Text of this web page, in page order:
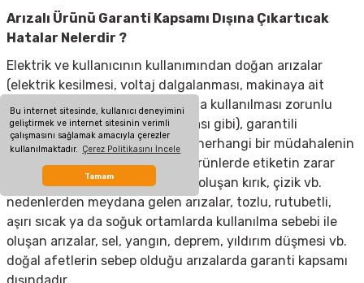
Bu internet sitesinde, kullanıcı deneyimini
geliştirmek ve internet sitesinin verimli
çalışmasını sağlamak amacıyla çerezler
kullanılmaktadır. Çerez Politikasını İncele
Tamam
Arızalı Ürünü Garanti Kapsamı Dışına Çıkartıcak
Hatalar Nelerdir ?
Elektrik ve kullanıcının kullanımından doğan arızalar
(elektrik kesilmesi, voltaj dalgalanması, makinaya ait
olmayan aksesuar takılması yada kullanılması zorunlu
olan aksesuarların kullanılmaması gibi), garantili
ürünlerde yetkili servis dışında herhangi bir müdahalenin
yapılması, garanti etiketi olan ürünlerde etiketin zarar
görmesi, cihazın dış yüzeyinde oluşan kırık, çizik vb.
nedenlerden meydana gelen arızalar, tozlu, rutubetli,
aşırı sıcak ya da soğuk ortamlarda kullanılma sebebi ile
oluşan arızalar, sel, yangın, deprem, yıldırım düşmesi vb.
doğal afetlerin sebep olduğu arızalarda garanti kapsamı